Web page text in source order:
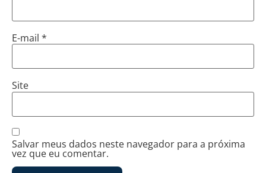
E-mail *
Site
Salvar meus dados neste navegador para a próxima
vez que eu comentar.